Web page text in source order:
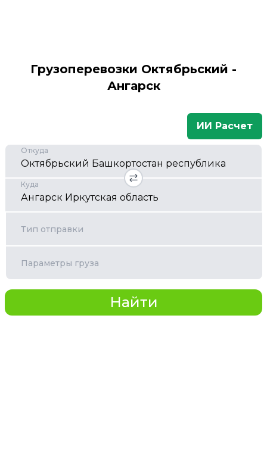
Грузоперевозки Октябрьский -
Ангарск
ИИ Расчет
Откуда
Куда
Тип отправки
Параметры груза
Найти